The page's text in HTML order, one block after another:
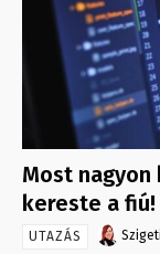
Most
kereste a fiú!
UTAZÁS